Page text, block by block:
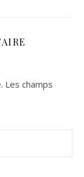
Les champs